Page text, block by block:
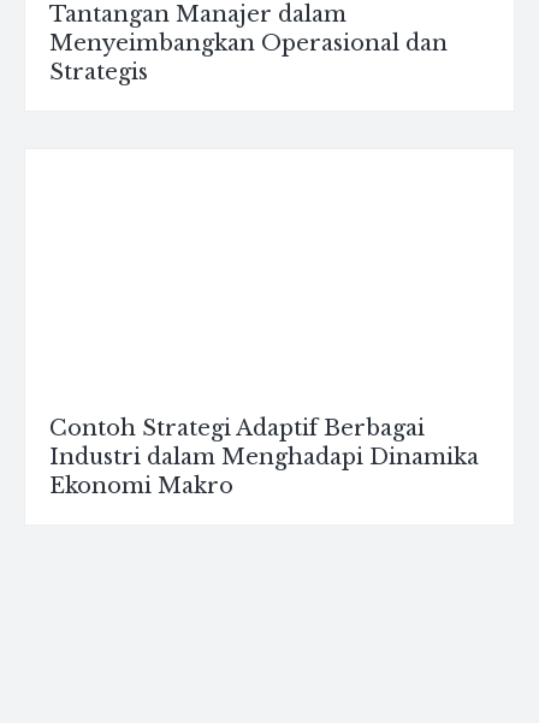
Tantangan Manajer dalam
Menyeimbangkan Operasional dan
Strategis
Contoh Strategi Adaptif Berbagai
Industri dalam Menghadapi Dinamika
Ekonomi Makro